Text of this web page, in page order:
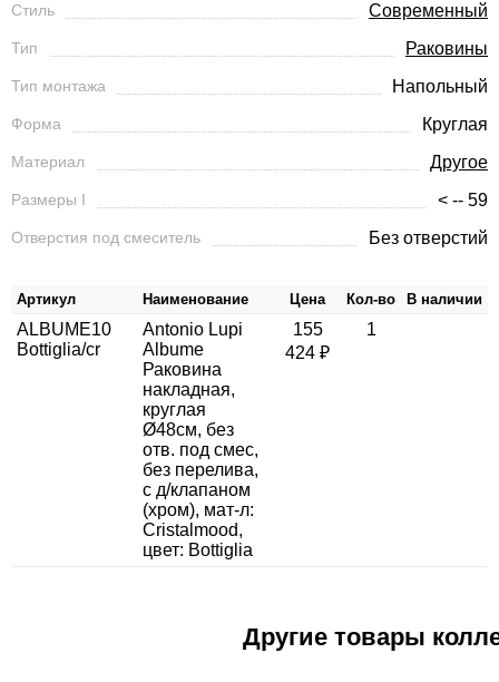
Стиль Современный
Тип Раковины
Тип монтажа Напольный
Форма Круглая
Материал Другое
Размеры I < -- 59
Отверстия под смеситель Без отверстий
Артикул Наименование Цена Кол-во В наличии
ALBUME10
Bottiglia/cr
Antonio Lupi
Albume
Раковина
накладная,
круглая
Ø48см, без
отв. под смес,
без перелива,
с д/клапаном
(хром), мат-л:
Cristalmood,
цвет: Bottiglia
155
424 ₽
1